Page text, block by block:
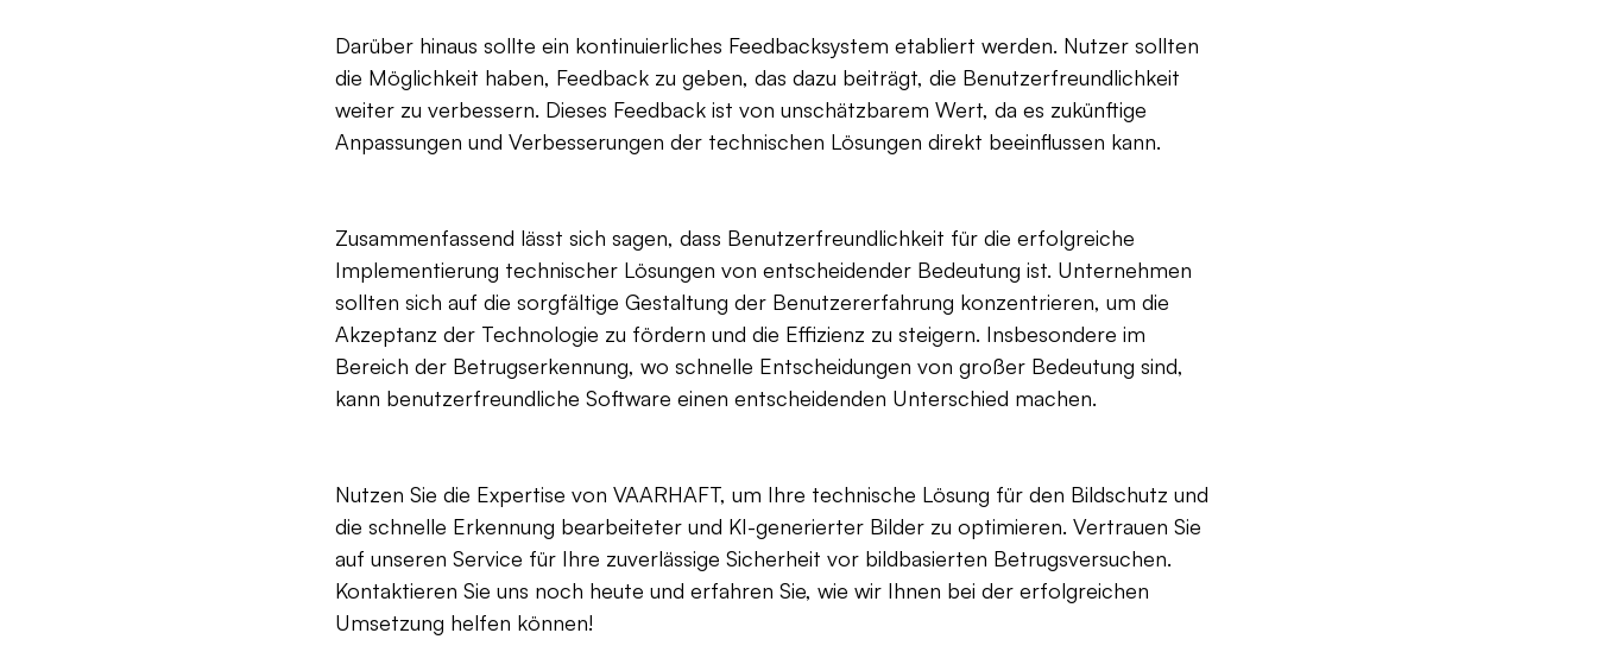
Darüber hinaus sollte ein kontinuierliches Feedbacksystem etabliert werden. Nutzer sollten
die Möglichkeit haben, Feedback zu geben, das dazu beiträgt, die Benutzerfreundlichkeit
weiter zu verbessern. Dieses Feedback ist von unschätzbarem Wert, da es zukünftige
Anpassungen und Verbesserungen der technischen Lösungen direkt beeinflussen kann.
Zusammenfassend lässt sich sagen, dass Benutzerfreundlichkeit für die erfolgreiche
Implementierung technischer Lösungen von entscheidender Bedeutung ist. Unternehmen
sollten sich auf die sorgfältige Gestaltung der Benutzererfahrung konzentrieren, um die
Akzeptanz der Technologie zu fördern und die Effizienz zu steigern. Insbesondere im
Bereich der Betrugserkennung, wo schnelle Entscheidungen von großer Bedeutung sind,
kann benutzerfreundliche Software einen entscheidenden Unterschied machen.
Nutzen Sie die Expertise von VAARHAFT, um Ihre technische Lösung für den Bildschutz und
die schnelle Erkennung bearbeiteter und KI-generierter Bilder zu optimieren. Vertrauen Sie
auf unseren Service für Ihre zuverlässige Sicherheit vor bildbasierten Betrugsversuchen.
Kontaktieren Sie uns noch heute und erfahren Sie, wie wir Ihnen bei der erfolgreichen
Umsetzung helfen können!